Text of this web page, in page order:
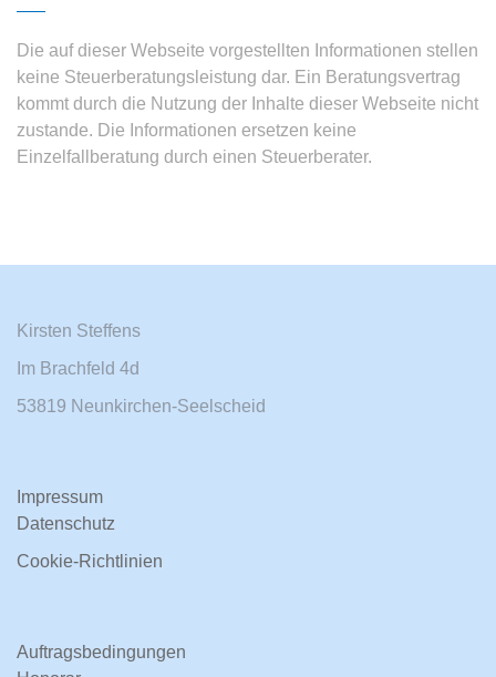
Die auf dieser Webseite vorgestellten Informationen stellen
keine Steuerberatungsleistung dar. Ein Beratungsvertrag
kommt durch die Nutzung der Inhalte dieser Webseite nicht
zustande. Die Informationen ersetzen keine
Einzelfallberatung durch einen Steuerberater.
Kirsten Steffens
Im Brachfeld 4d
53819 Neunkirchen-Seelscheid
Impressum
Datenschutz
Cookie-Richtlinien
Auftragsbedingungen